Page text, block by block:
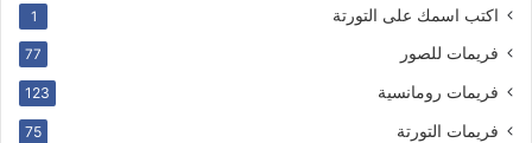
اكتب اسمك على التورتة 1
فريمات للصور 77
فريمات رومانسية 123
فريمات التورتة 75